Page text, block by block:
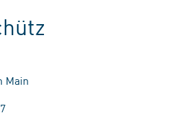
Main